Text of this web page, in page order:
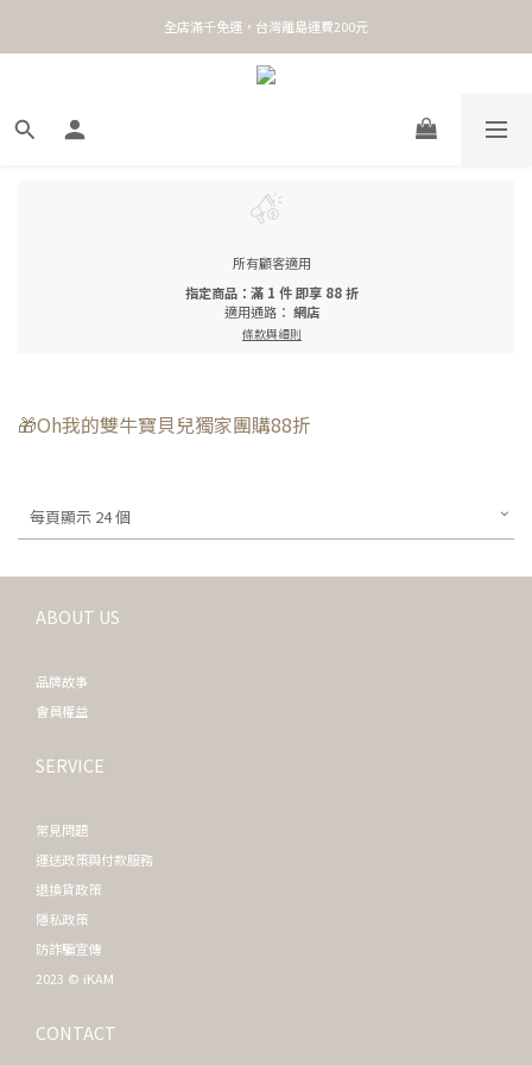
全店滿千免運，台灣離島運費200元
所有顧客適用
指定商品：滿 1 件 即享 88 折
適用通路： 網店
條款與細則
🎁Oh我的雙牛寶貝兒獨家團購88折
每頁顯示 24 個
ABOUT US
品牌故事
會員權益
SERVICE
常見問題
運送政策與付款服務
退換貨政策
隱私政策
防詐騙宣傳
2023 © iKAM
CONTACT